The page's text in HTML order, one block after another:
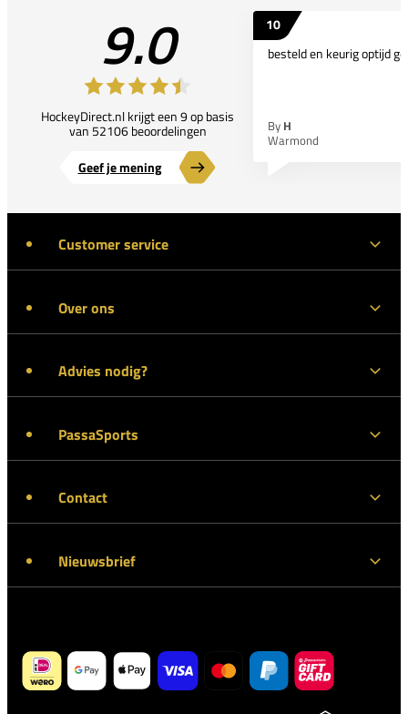
9.0
HockeyDirect.nl krijgt een 9 op basis
van 52106 beoordelingen
Geef je mening
10
besteld en keurig optijd
By H
Warmond
Customer service
Over ons
Advies nodig?
PassaSports
Contact
Nieuwsbrief